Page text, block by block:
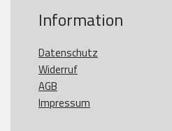
Information
Datenschutz
Widerruf
AGB
Impressum